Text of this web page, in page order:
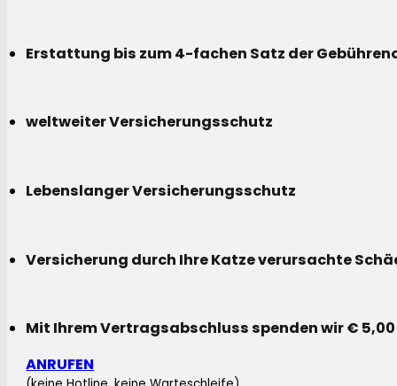
Erstattung bis zum 4-fachen Satz der
weltweiter Versicherungsschutz
Lebenslanger Versicherungsschutz
Versicherung durch Ihre Katze verursachte
Mit Ihrem Vertragsabschluss spenden wir €
ANRUFEN